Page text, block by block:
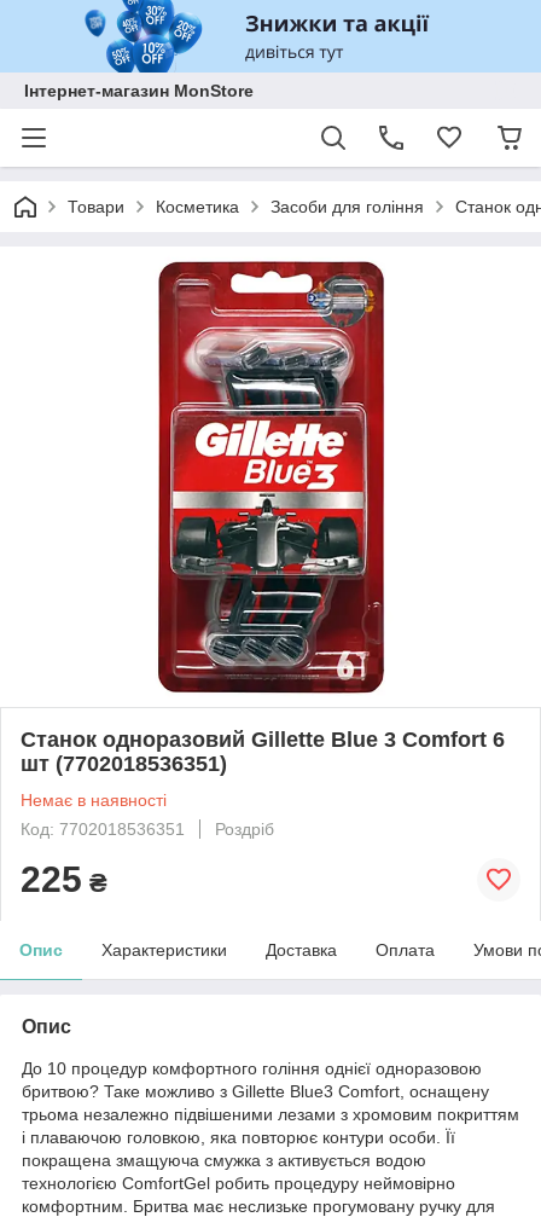
Інтернет-магазин MonStore
Товари Косметика Засоби для гоління Станок
Станок одноразовий Gillette Blue 3 Comfort 6
шт (7702018536351)
Немає в наявності
Код: 7702018536351
Роздріб
225 ₴
Опис Характеристики Доставка Оплата Умови
Опис
До 10 процедур комфортного гоління однієї одноразовою
бритвою? Таке можливо з Gillette Blue3 Comfort, оснащену
трьома незалежно підвішеними лезами з хромовим покриттям
і плаваючою головкою, яка повторює контури особи. Її
покращена змащуюча смужка з активується водою
технологією ComfortGel робить процедуру неймовірно
комфортним. Бритва має неслизьке прогумовану ручку для